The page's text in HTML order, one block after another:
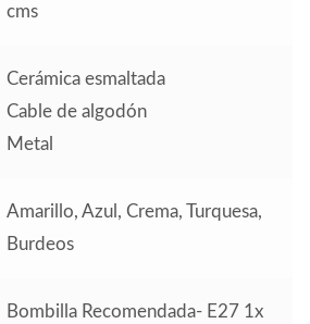
cms
Cerámica esmaltada
Cable de algodón
Metal
Amarillo, Azul, Crema, Turquesa,
Burdeos
Bombilla Recomendada- E27 1x